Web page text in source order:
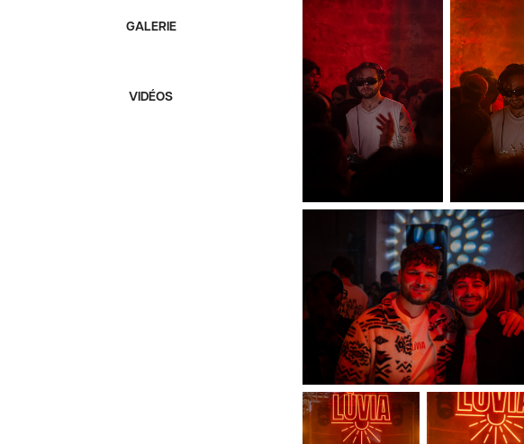
GALERIE
VIDÉOS